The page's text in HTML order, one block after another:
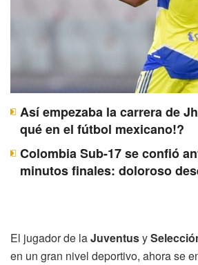
Así empezaba la carrera de
qué en el fútbol mexicano!?
Colombia Sub-17 se confió
minutos finales: doloroso
El jugador de laJuventusy
en un gran nivel deportivo, ahora se